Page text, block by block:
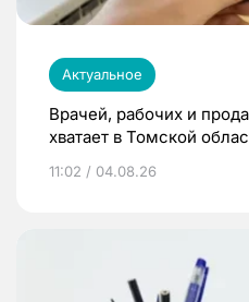
Актуальное
Врачей, рабочих и
хватает в Томской
11:02 / 04.08.26